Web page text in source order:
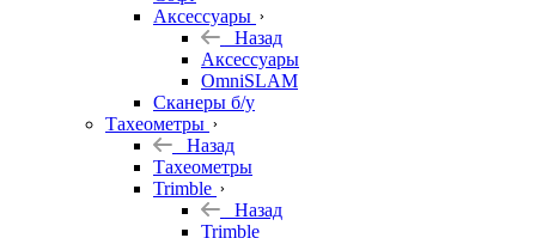
Аксессуары
Назад
Аксессуары
OmniSLAM
Сканеры б/у
Тахеометры
Назад
Тахеометры
Trimble
Назад
Trimble